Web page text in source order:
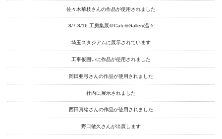
Goods
Media
Access
Link
Facebook
Youtube
佐々木華枝さんの作品が使用されました
8/7-8/16 工房集展＠Cafe&Gallery温々
埼玉スタジアムに展示されています
工事仮囲いに作品が使用されました
岡田亜弓さんの作品が使用されました
社内に展示されました
西田真緒さんの作品が使用されました
野口敏久さんが出展します